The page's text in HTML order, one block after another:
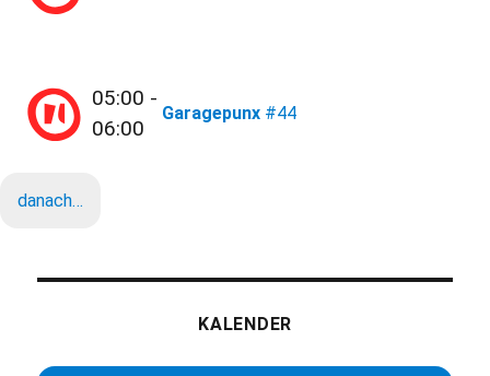
05:00 -
06:00
Garagepunx #44
danach…
KALENDER